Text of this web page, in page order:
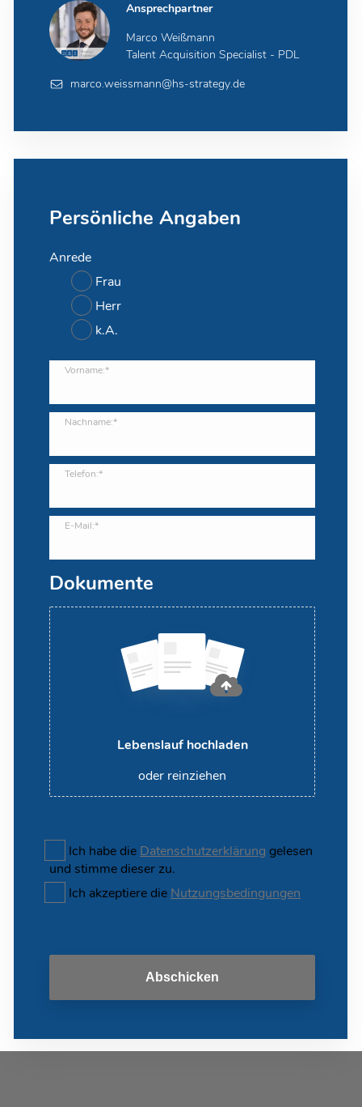
Ansprechpartner
Marco Weißmann
Talent Acquisition Specialist - PDL
marco.weissmann@hs-strategy.de
Persönliche Angaben
Anrede
Frau
Herr
k.A.
Vorname:*
Nachname:*
Telefon:*
E-Mail:*
Dokumente
Lebenslauf hochladen
oder reinziehen
Ich habe die Datenschutzerklärung gelesen
und stimme dieser zu.
Ich akzeptiere die Nutzungsbedingungen
Abschicken